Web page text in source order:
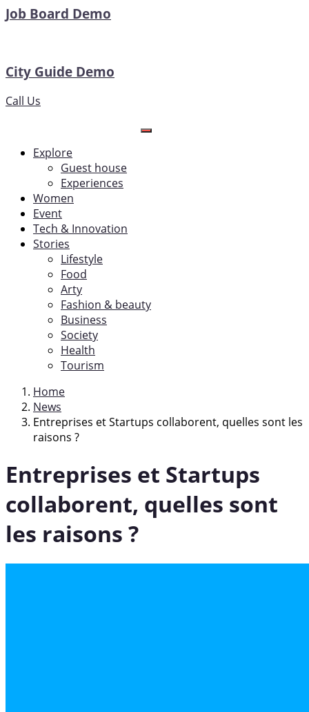
Job Board Demo
City Guide Demo
Call Us
Explore
Guest house
Experiences
Women
Event
Tech & Innovation
Stories
Lifestyle
Food
Arty
Fashion & beauty
Business
Society
Health
Tourism
Home
News
Entreprises et Startups collaborent, quelles sont les
raisons ?
Entreprises et Startups
collaborent, quelles sont
les raisons ?